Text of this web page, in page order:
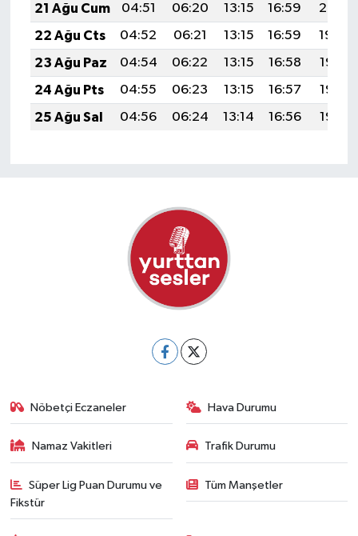
21 Ağu Cum
04:51 06:20 13:15 16:59
20:01
22 Ağu Cts
04:52 06:21 13:15 16:59
19:59
23 Ağu Paz
04:54 06:22 13:15 16:58
19:58
24 Ağu Pts
04:55 06:23 13:15 16:57
19:57
25 Ağu Sal
04:56 06:24 13:14 16:56 19:55
Nöbetçi Eczaneler Hava Durumu
Namaz Vakitleri Trafik Durumu
Süper Lig Puan Durumu ve
Fikstür
Tüm Manşetler